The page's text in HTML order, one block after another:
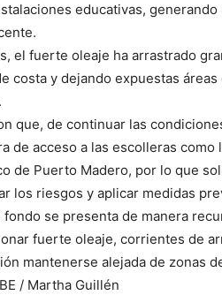
educativas,
el fuerte oleaje ha arrastrado
costa y dejando expuestas
que, de continuar las
de acceso a las escolleras
de Puerto Madero, por lo que
los riesgos y aplicar medidas
fondo se presenta de manera
fuerte oleaje, corrientes de
mantenerse alejada de zonas
/ Martha Guillén